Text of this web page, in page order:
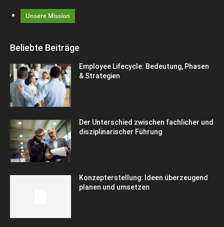
Unsere Mission
Beliebte Beiträge
Employee Lifecycle: Bedeutung, Phasen
& Strategien
Der Unterschied zwischen fachlicher und
disziplinarischer Führung
Konzepterstellung: Ideen überzeugend
planen und umsetzen